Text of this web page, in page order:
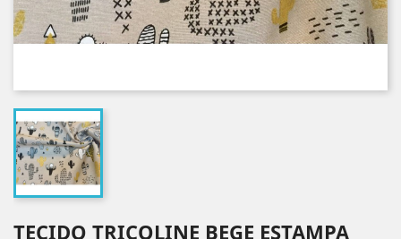
TECIDO TRICOLINE BEGE ESTAMPA